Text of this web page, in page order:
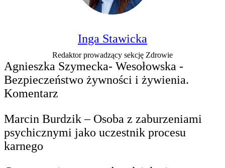
Inga Stawicka
Redaktor prowadzący sekcję Zdrowie
Agnieszka Szymecka- Wesołowska -
Bezpieczeństwo żywności i żywienia.
Komentarz
Marcin Burdzik – Osoba z zaburzeniami
psychicznymi jako uczestnik procesu
karnego